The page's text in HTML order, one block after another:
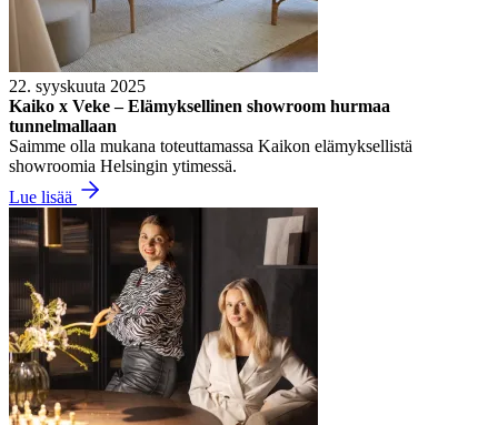
22. syyskuuta 2025
Kaiko x Veke – Elämyksellinen showroom hurmaa
tunnelmallaan
Saimme olla mukana toteuttamassa Kaikon elämyksellistä
showroomia Helsingin ytimessä.
Lue lisää